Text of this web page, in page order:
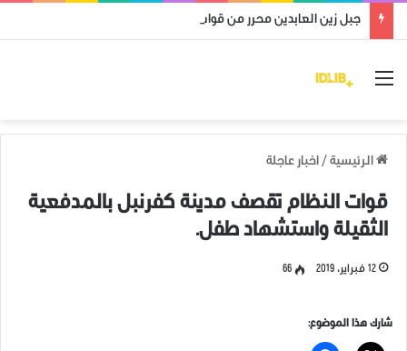
جبل زين العابدين محرر من قوات النظام وميليشياته
القائمة
الرئيسية / اخبار عاجلة
قوات النظام تقصف مدينة كفرنبل بالمدفعية
الثقيلة واستشهاد طفل.
12 فبراير، 2019 66
شارك هذا الموضوع: